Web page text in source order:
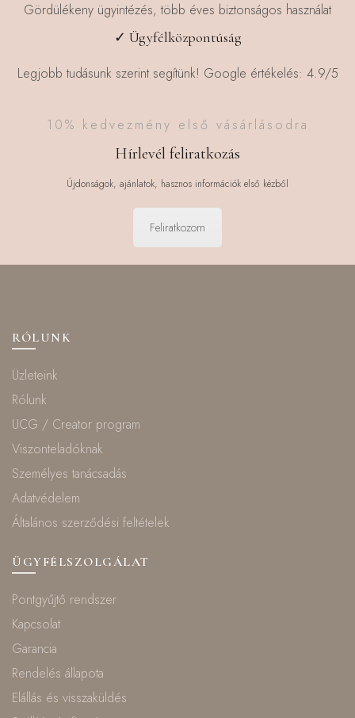
Gördülékeny ügyintézés, több éves biztonságos használat
✓ Ügyfélközpontúság
Legjobb tudásunk szerint segítünk! Google értékelés: 4.9/5
10% kedvezmény első vásárlásodra
Hírlevél feliratkozás
Újdonságok, ajánlatok, hasznos információk első kézből
Feliratkozom
RÓLUNK
Üzleteink
Rólunk
UCG / Creator program
Viszonteladóknak
Személyes tanácsadás
Adatvédelem
Általános szerződési feltételek
ÜGYFÉLSZOLGÁLAT
Pontgyűjtő rendszer
Kapcsolat
Garancia
Rendelés állapota
Elállás és visszaküldés